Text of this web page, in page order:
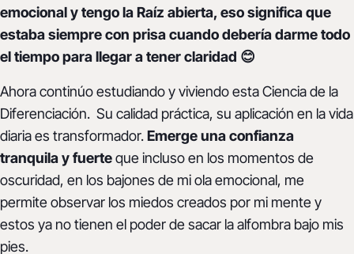
emocional y tengo la Raíz abierta, eso significa que
estaba siempre con prisa cuando debería darme todo
el tiempo para llegar a tener claridad 😊
Ahora continúo estudiando y viviendo esta Ciencia de la
Diferenciación. Su calidad práctica, su aplicación en la vida
diaria es transformador.Emerge una confianza
tranquila y fuerteque incluso en los momentos de
oscuridad, en los bajones de mi ola emocional, me
permite observar los miedos creados por mi mente y
estos ya no tienen el poder de sacar la alfombra bajo mis
pies.